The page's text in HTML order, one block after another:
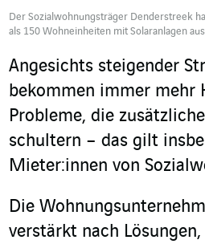
Der Sozialwohnungsträger Denderstreek
als 150 Wohneinheiten mit Solaranlagen
Angesichts steigender
bekommen immer mehr
Probleme, die
schultern – das gilt
Mieter:innen von
Die
verstärkt nach